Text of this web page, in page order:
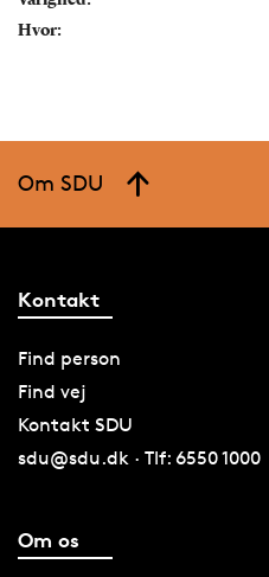
Hvor:
Om SDU
Kontakt
Find person
Find vej
Kontakt SDU
sdu@sdu.dk · Tlf: 6550 1000
Om os